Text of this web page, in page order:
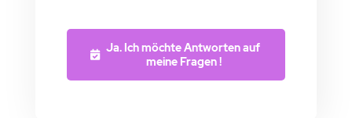
Ja. Ich möchte Antworten auf
meine Fragen !